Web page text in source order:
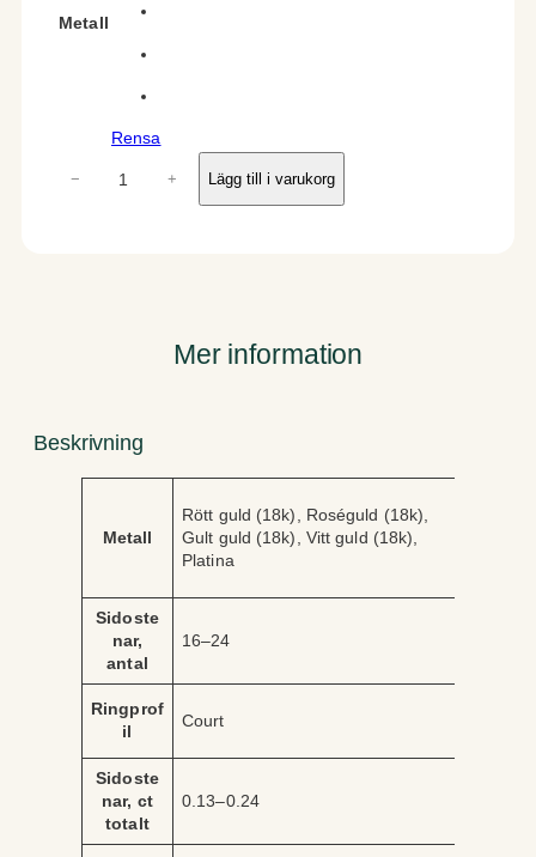
Metall
Rensa
− + Lägg till i varukorg
Mer information
Beskrivning
t
ä
e
Metall
Rött guld (18k), Roséguld (18k),
Gult guld (18k), Vitt guld (18k),
Platina
Sidoste
nar,
antal
16–24
Ringprof
il
Court
Sidoste
nar, ct
totalt
0.13–0.24